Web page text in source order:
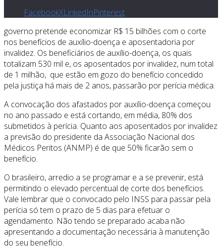
FacebookXLinkedInPinterest
governo pretende economizar R$ 15 bilhões com o corte
nos benefícios de auxílio-doença e aposentadoria por
invalidez. Os beneficiários de auxílio-doença, os quais
totalizam 530 mil e, os aposentados por invalidez, num total
de 1 milhão, que estão em gozo do benefício concedido
pela justiça há mais de 2 anos, passarão por perícia médica.
A convocação dos afastados por auxílio-doença começou
no ano passado e está cortando, em média, 80% dos
submetidos à perícia. Quanto aos aposentados por invalidez
a previsão do presidente da Associação Nacional dos
Médicos Peritos (ANMP) é de que 50% ficarão sem o
benefício.
O brasileiro, arredio a se programar e a se prevenir, está
permitindo o elevado percentual de corte dos benefícios.
Vale lembrar que o convocado pelo INSS para passar pela
perícia só tem o prazo de 5 dias para efetuar o
agendamento. Não tendo se preparado acaba não
apresentando a documentação necessária à manutenção
do seu benefício.